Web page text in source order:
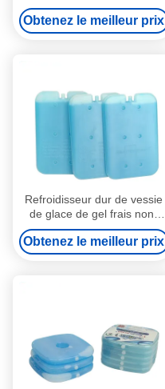
Lunch Ice Box pour les
enfants
Obtenez le meilleur prix
Refroidisseur dur de vessie
de glace de gel frais non-
toxique en plastique mince
libre de haute qualité du
HDPE BPA pour les aliments
Obtenez le meilleur prix